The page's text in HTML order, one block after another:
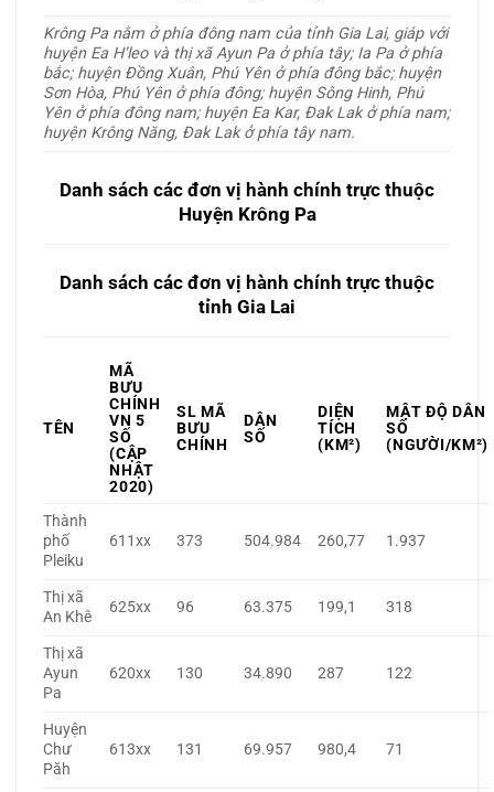
Krông Pa nằm ở phía đông nam của tỉnh Gia Lai, giáp với
huyện Ea H’leo và thị xã Ayun Pa ở phía tây; Ia Pa ở phía
bắc; huyện Đồng Xuân, Phú Yên ở phía đông bắc; huyện
Sơn Hòa, Phú Yên ở phía đông; huyện Sông Hinh, Phú
Yên ở phía đông nam; huyện Ea Kar, Đak Lak ở phía nam;
huyện Krông Năng, Đak Lak ở phía tây nam.
Danh sách các đơn vị hành chính trực thuộc
Huyện Krông Pa
Danh sách các đơn vị hành chính trực thuộc
tỉnh Gia Lai
TÊN
MÃ
BƯU
CHÍNH
VN 5
SỐ
(CẬP
NHẬT
2020)
SL MÃ
BƯU
CHÍNH
DÂN
SỐ
DIỆN
TÍCH
(KM²)
MẬT ĐỘ DÂN
SỐ
(NGƯỜI/KM²)
Thành
phố
Pleiku
611xx 373 504.984 260,77 1.937
Thị xã
An Khê
625xx 96 63.375 199,1 318
Thị xã
Ayun
Pa
620xx 130 34.890 287 122
Huyện
Chư
Păh
613xx 131 69.957 980,4 71